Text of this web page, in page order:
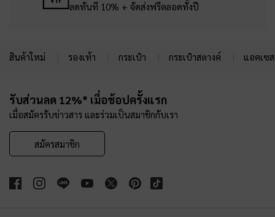
ลดทันที 10% + จัดส่งฟรีตลอดทั้งปี
สินค้าใหม่ รองเท้า กระเป๋า กระเป๋าสตางค์ แอคเซ
รับส่วนลด 12%* เมื่อช้อปครั้งแรก
เมื่อสมัครรับข่าวสาร และร่วมเป็นสมาชิกกับเรา
สมัครสมาชิก